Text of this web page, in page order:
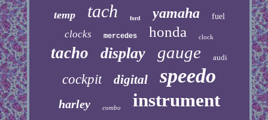
temp tach ford yamaha fuel
clocks mercedes honda clock
tacho display gauge audi
cockpit digital speedo
harley combo instrument